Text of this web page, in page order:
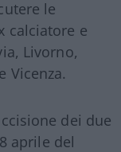
le
calciatore e
Livorno,
Vicenza.
dei due
aprile del